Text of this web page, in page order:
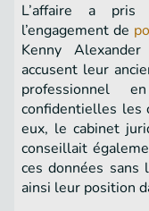
L’affaire a pris
l’engagement de
Kenny
accusent leur
professionnel
confidentielles les
eux, le cabinet
conseillait
ces données sans
ainsi leur position